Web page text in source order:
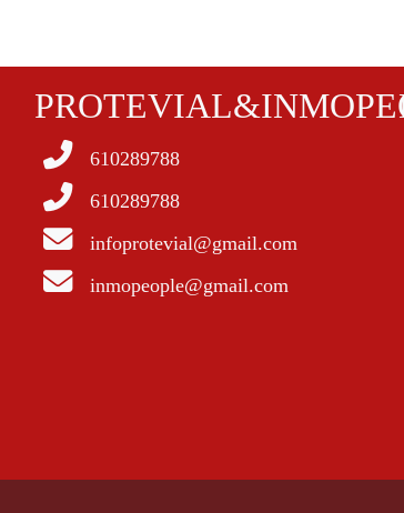
610289788
610289788
infoprotevial@gmail.com
inmopeople@gmail.com